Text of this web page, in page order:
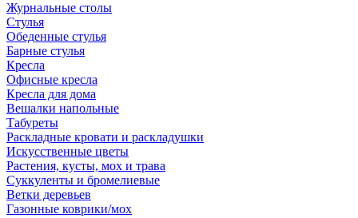
Журнальные столы
Стулья
Обеденные стулья
Барные стулья
Кресла
Офисные кресла
Кресла для дома
Вешалки напольные
Табуреты
Раскладные кровати и раскладушки
Искусственные цветы
Растения, кусты, мох и трава
Суккуленты и бромелиевые
Ветки деревьев
Газонные коврики/мох